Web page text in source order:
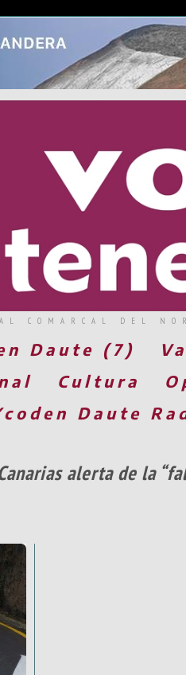
COMARCAL DEL
Daute (7)
Cultura
Daute
alerta de la